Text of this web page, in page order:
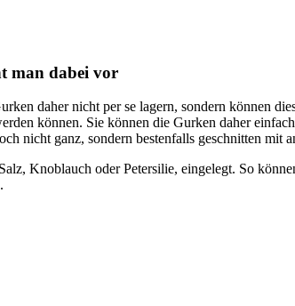
man dabei vor
daher nicht per se lagern, sondern können
können. Sie können die Gurken daher
nicht ganz, sondern bestenfalls geschnitten mit
Knoblauch oder Petersilie, eingelegt. So